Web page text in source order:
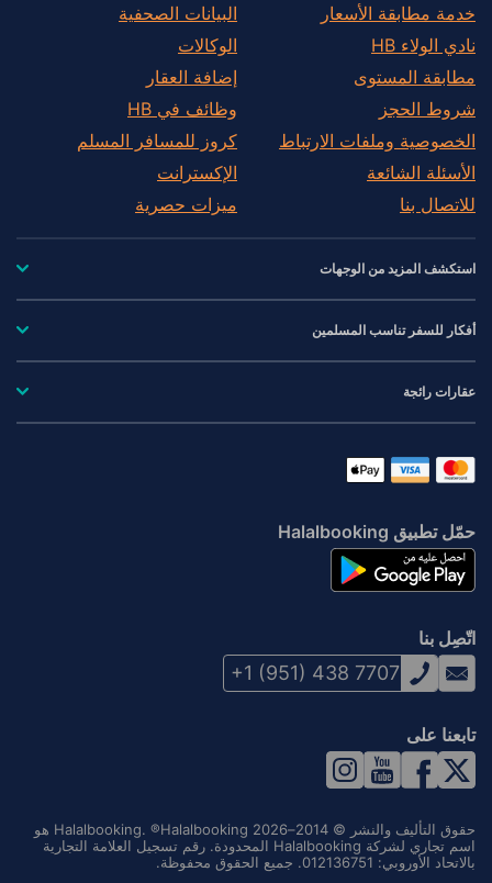
خدمة مطابقة الأسعار
نادي الولاء HB
مطابقة المستوى
شروط الحجز
الخصوصية وملفات الارتباط
الأسئلة الشائعة
للاتصال بنا
البيانات الصحفية
الوكالات
إضافة العقار
وظائف في HB
كروز للمسافر المسلم
الإكسترانت
ميزات حصرية
استكشف المزيد من الوجهات
أفكار للسفر تناسب المسلمين
عقارات رائجة
حمّل تطبيق Halalbooking
اتّصِل بنا
+1 (951) 438 7707
تابعنا على
حقوق التأليف والنشر © 2014–2026 Halalbooking. ®Halalbooking هو
اسم تجاري لشركة Halalbooking المحدودة. رقم تسجيل العلامة التجارية
بالاتحاد الأوروبي: 012136751. جميع الحقوق محفوظة.